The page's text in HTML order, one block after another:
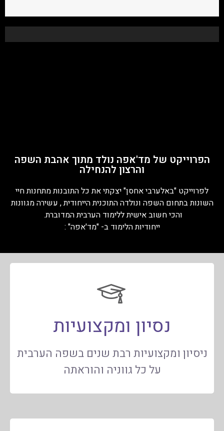
הפרוייקט של מד'אפה נולד מתוך אהבת השפה
והרצון להנחילה
לפרוייקט "באלערבי אחסן" יצקתי את כל התובנות מתחנות חיי
השונות בתחום השפה ונולדה התוכנית הייחודית , עשירה מגוונות
והכי חשוב אישית ללימוד הערבית המדוברת.
ייחודיות הלימוד ב- "מד'אפה" :
נסיון ומקצועיות
ניסיון ומקצועיות רבת שנים בשפה הערבית
על כל גווניה והוראתה